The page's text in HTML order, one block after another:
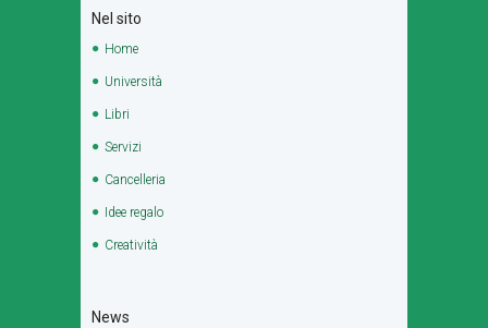
Nel sito
Home
Università
Libri
Servizi
Cancelleria
Idee regalo
Creatività
News